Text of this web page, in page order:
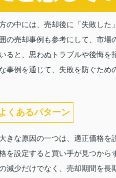
の中には、売却後に「失敗した
の売却事例も参考にして、市場
ると、思わぬトラブルや後悔を
事例を通じて、失敗を防ぐため
くあるパターン
きな原因の一つは、適正価格を
を設定すると買い手が見つから
減少だけでなく、売却期間を長